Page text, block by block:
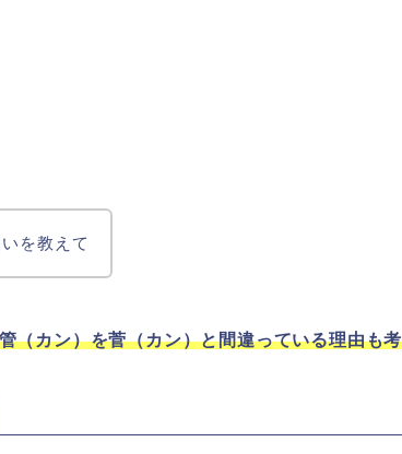
を教えて
（カン）を菅（カン）と間違っている理由も